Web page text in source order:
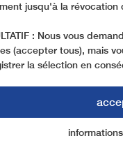
jusqu'à la révocation
: Nous vous
(accepter tous), mais
la sélection en
cookies essentiels